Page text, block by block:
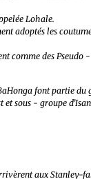
Lohale.
les coutumes
des Pseudo -
font partie du
et sous - groupe
aux Stanley-